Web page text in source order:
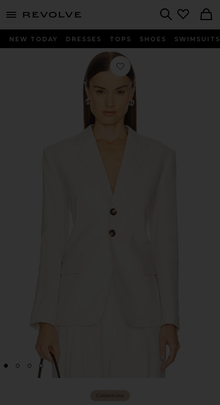
menu - shows more content
NEW TODAY DRESSES TOPS SHOES SWIMSUITS
Favorito Shawn Jacket in
Collections